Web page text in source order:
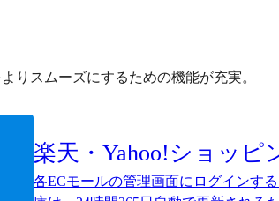
りスムーズにするための機能が充実。
楽天・Yahoo!ショッピ
各ECモールの管理画面にログインす